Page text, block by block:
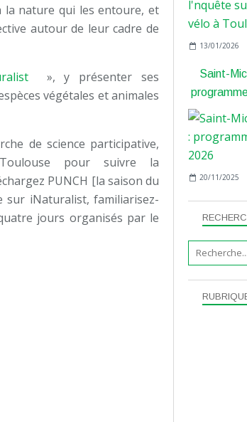
la nature qui les entoure, et
autour de leur cadre de
», y présenter ses
végétales et animales
de science participative,
pour suivre la
PUNCH [la saison du
sur iNaturalist, familiarisez-
jours organisés par le
13/01/2026
Saint-
20/11/2025